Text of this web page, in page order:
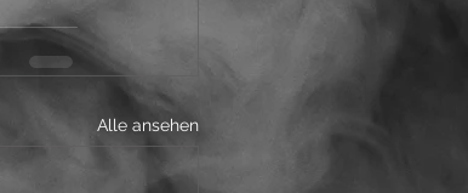
Alle ansehen